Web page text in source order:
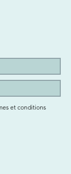
et conditions